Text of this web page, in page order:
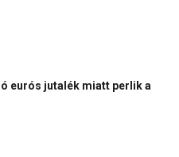
eurós jutalék miatt perlik a